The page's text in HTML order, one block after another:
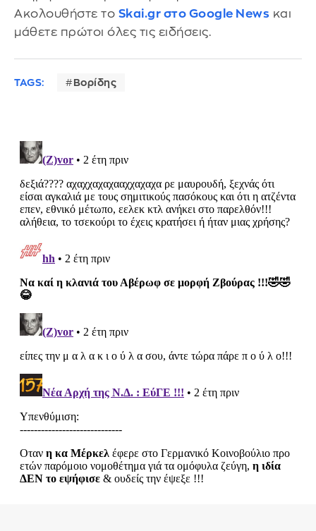
Ακολουθήστε το Skai.gr στο Google News και
μάθετε πρώτοι όλες τις ειδήσεις.
TAGS: Βορίδης